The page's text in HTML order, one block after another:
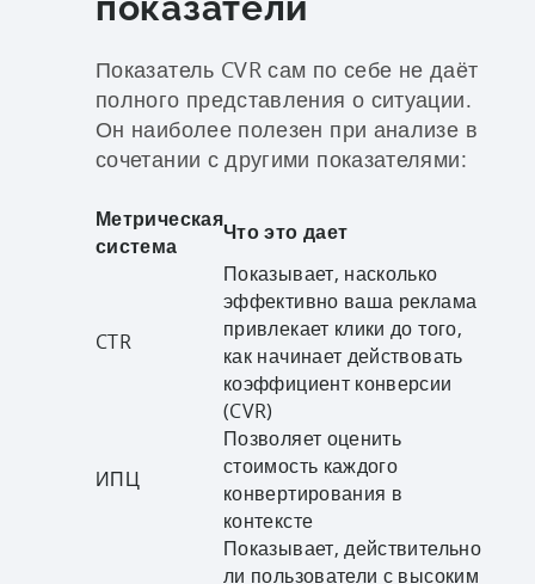
Показатель CVR сам по себе не даёт
полного представления о ситуации.
Он наиболее полезен при анализе в
сочетании с другими показателями:
Метрическая
система
Что это дает
CTR
Показывает, насколько
эффективно ваша реклама
привлекает клики до того,
как начинает действовать
коэффициент конверсии
(CVR)
ИПЦ
Позволяет оценить
стоимость каждого
конвертирования в
контексте
Показывает, действительно
ли пользователи с высоким